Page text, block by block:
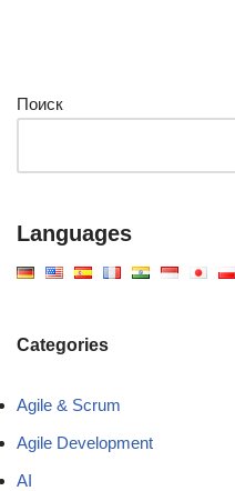
Поиск
Languages
Categories
Agile & Scrum
Agile Development
AI